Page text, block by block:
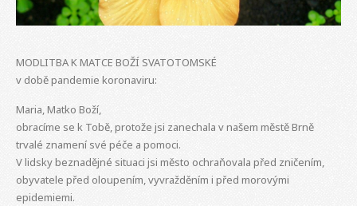
MODLITBA K MATCE BOŽÍ SVATOTOMSKÉ
v době pandemie koronaviru:
Maria, Matko Boží,
obracíme se k Tobě, protože jsi zanechala v našem městě Brně
trvalé znamení své péče a pomoci.
V lidsky beznadějné situaci jsi město ochraňovala před zničením,
obyvatele před oloupením, vyvražděním i před morovými
epidemiemi.